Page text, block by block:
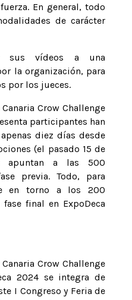
En general, todo
de carácter
sus vídeos a una
la organización, para
por los jueces.
Crow Challenge
participantes han
diez días desde
(el pasado 15 de
apuntan a las 500
previa. Todo, para
en torno a los 200
final en ExpoDeca
Crow Challenge
2024 se integra de
I Congreso y Feria de